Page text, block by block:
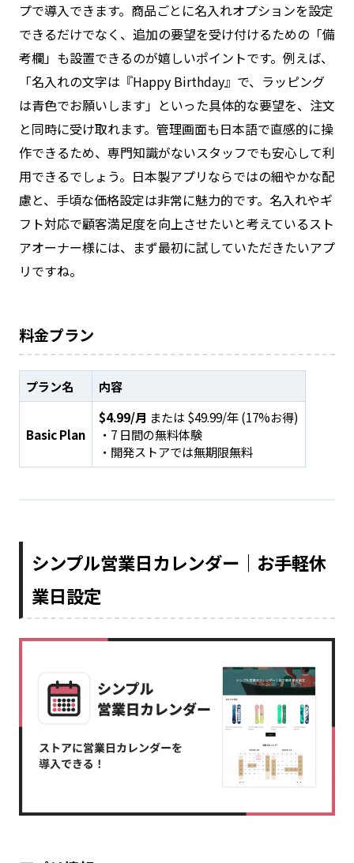
プで導入できます。商品ごとに名入れオプションを設定
できるだけでなく、追加の要望を受け付けるための「備
考欄」も設置できるのが嬉しいポイントです。例えば、
「名入れの文字は『Happy Birthday』で、ラッピング
は青色でお願いします」といった具体的な要望を、注文
と同時に受け取れます。管理画面も日本語で直感的に操
作できるため、専門知識がないスタッフでも安心して利
用できるでしょう。日本製アプリならではの細やかな配
慮と、手頃な価格設定は非常に魅力的です。名入れやギ
フト対応で顧客満足度を向上させたいと考えているスト
アオーナー様には、まず最初に試していただきたいアプ
リですね。
料金プラン
プラン名 内容
Basic Plan
$4.99/月 または $49.99/年 (17%お得)
・7 日間の無料体験
・開発ストアでは無期限無料
シンプル営業日カレンダー｜お手軽休
業日設定